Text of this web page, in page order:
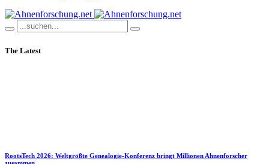
The Latest
RootsTech 2026: Weltgrößte Genealogie-Konferenz bringt Millionen Ahnenforscher